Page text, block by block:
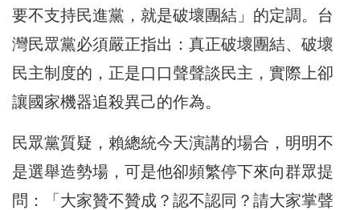
要不支持民進黨，就是破壞團結」的定調。台
灣民眾黨必須嚴正指出：真正破壞團結、破壞
民主制度的，正是口口聲聲談民主，實際上卻
讓國家機器追殺異己的作為。
民眾黨質疑，賴總統今天演講的場合，明明不
是選舉造勢場，可是他卻頻繁停下來向群眾提
問：「大家贊不贊成？認不認同？請大家掌聲